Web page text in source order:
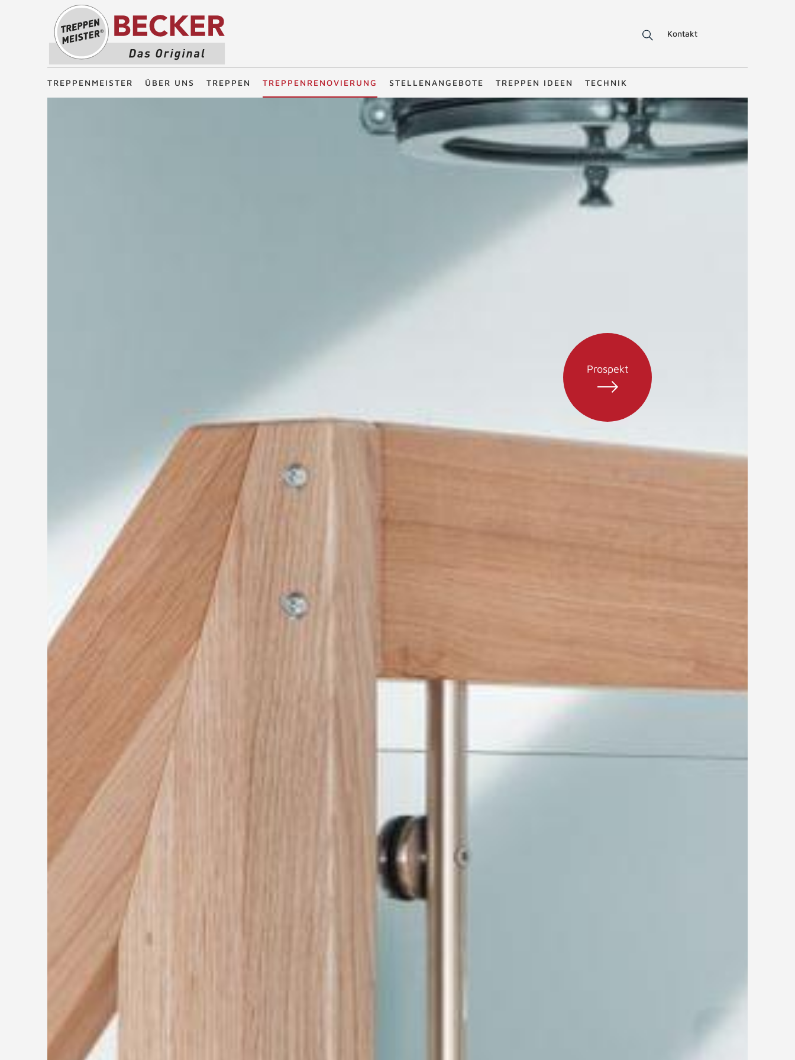
Treppenmeister - Das Original
Kontakt
TREPPENMEISTER ÜBER UNS TREPPEN TREPPENRENOVIERUNG STELLENANGEBOTE TREPPEN IDEEN TECHNIK
Prospekt